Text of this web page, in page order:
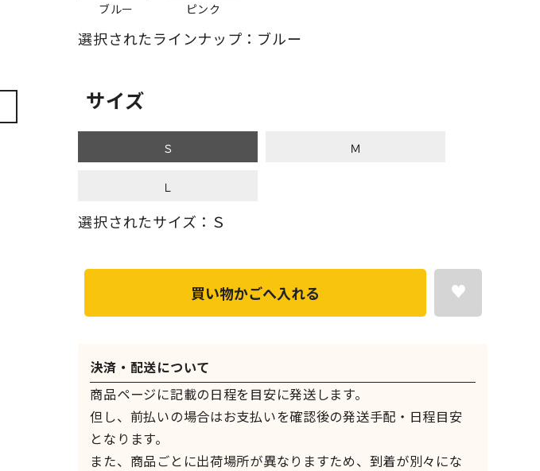
ブルー ピンク
選択されたラインナップ：ブルー
サイズ
Ｓ Ｍ
Ｌ
選択されたサイズ：Ｓ
決済・配送について
商品ページに記載の日程を目安に発送します。
但し、前払いの場合はお支払いを確認後の発送手配・日程目安
となります。
また、商品ごとに出荷場所が異なりますため、到着が別々にな
買い物かごへ入れる